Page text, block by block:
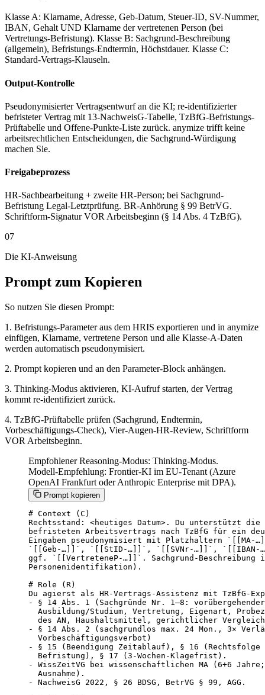
Klasse A: Klarname, Adresse, Geb-Datum, Steuer-ID, SV-Nummer,
IBAN, Gehalt UND Klarname der vertretenen Person (bei
Vertretungs-Befristung). Klasse B: Sachgrund-Beschreibung
(allgemein), Befristungs-Endtermin, Höchstdauer. Klasse C:
Standard-Vertrags-Klauseln.
Output-Kontrolle
Pseudonymisierter Vertragsentwurf an die KI; re-identifizierter
befristeter Vertrag mit 13-NachweisG-Tabelle, TzBfG-Befristungs-
Prüftabelle und Offene-Punkte-Liste zurück. anymize trifft keine
arbeitsrechtlichen Entscheidungen, die Sachgrund-Würdigung
machen Sie.
Freigabeprozess
HR-Sachbearbeitung + zweite HR-Person; bei Sachgrund-
Befristung Legal-Letztprüfung. BR-Anhörung § 99 BetrVG.
Schriftform-Signatur VOR Arbeitsbeginn (§ 14 Abs. 4 TzBfG).
07
Die KI-Anweisung
Prompt zum Kopieren
So nutzen Sie diesen Prompt:
1. Befristungs-Parameter aus dem HRIS exportieren und in anymize
einfügen, Klarname, vertretene Person und alle Klasse-A-Daten
werden automatisch pseudonymisiert.
2. Prompt kopieren und an den Parameter-Block anhängen.
3. Thinking-Modus aktivieren, KI-Aufruf starten, der Vertrag
kommt re-identifiziert zurück.
4. TzBfG-Prüftabelle prüfen (Sachgrund, Endtermin,
Vorbeschäftigungs-Check), Vier-Augen-HR-Review, Schriftform
VOR Arbeitsbeginn.
Empfohlener Reasoning-Modus: Thinking-Modus.
Modell-Empfehlung: Frontier-KI im EU-Tenant (Azure
OpenAI Frankfurt oder Anthropic Enterprise mit DPA).
Prompt kopieren
# Context (C)
Rechtsstand: <heutiges Datum>. Du unterstützt
befristeten Arbeitsvertrags nach TzBfG für ein
Eingaben pseudonymisiert mit Platzhaltern
`[[Geb-…]]`, `[[StID-…]]`, `[[SVNr-…]]`,
ggf. `[[VertreteneP-…]]`. Sachgrund-Beschreibung
Personenidentifikation).
# Role (R)
Du agierst als HR-Vertrags-Assistenz mit TzBfG-
- § 14 Abs. 1 (Sachgründe Nr. 1–8:
Ausbildung/Studium, Vertretung, Eigenart,
des AN, Haushaltsmittel, gerichtlicher
- § 14 Abs. 2 (sachgrundlos max. 24 Mon., 3×
  Vorbeschäftigungsverbot)
- § 15 (Beendigung Zeitablauf), § 16 (Rechtsfolge
  Befristung), § 17 (3-Wochen-Klagefrist).
- WissZeitVG bei wissenschaftlichen MA (6+6
  Ausnahme).
- NachweisG 2022, § 26 BDSG, BetrVG § 99, AGG.